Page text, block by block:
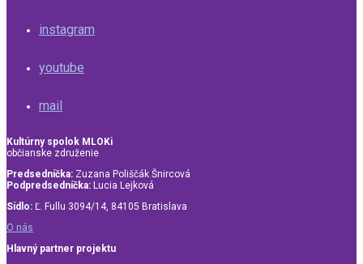
instagram
youtube
mail
Kultúrny spolok MLOKi
občianske združenie
Predsedníčka: Zuzana Poliščák Šnircová
Podpredsedníčka: Lucia Lejková
Sídlo: Ľ. Fullu 3094/14, 84105 Bratislava
O nás
Hlavný partner projektu